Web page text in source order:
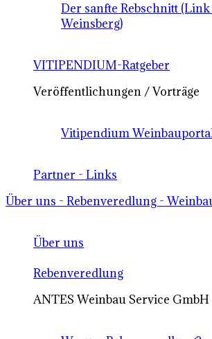
Der sanfte Rebschnitt
Weinsberg)
VITIPENDIUM-Ratgeber
Veröffentlichungen / Vorträge
Vitipendium
Partner - Links
Über uns - Rebenveredlung -
Über uns
Rebenveredlung
ANTES Weinbau Service GmbH